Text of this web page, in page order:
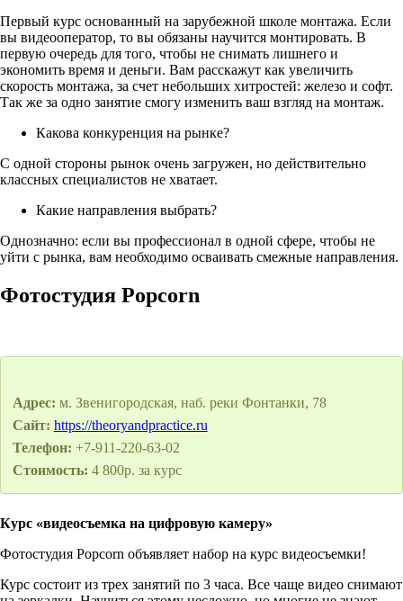
Первый курс основанный на зарубежной школе монтажа. Если
вы видеооператор, то вы обязаны научится монтировать. В
первую очередь для того, чтобы не снимать лишнего и
экономить время и деньги. Вам расскажут как увеличить
скорость монтажа, за счет небольших хитростей: железо и софт.
Так же за одно занятие смогу изменить ваш взгляд на монтаж.
Какова конкуренция на рынке?
С одной стороны рынок очень загружен, но действительно
классных специалистов не хватает.
Какие направления выбрать?
Однозначно: если вы профессионал в одной сфере, чтобы не
уйти с рынка, вам необходимо осваивать смежные направления.
Фотостудия Popcorn
Адрес: м. Звенигородская, наб. реки Фонтанки, 78
Сайт: https://theoryandpractice.ru
Телефон: +7-911-220-63-02
Стоимость: 4 800р. за курс
Курс «видеосъемка на цифровую камеру»
Фотостудия Popcorn объявляет набор на курс видеосъемки!
Курс состоит из трех занятий по 3 часа. Все чаще видео снимают